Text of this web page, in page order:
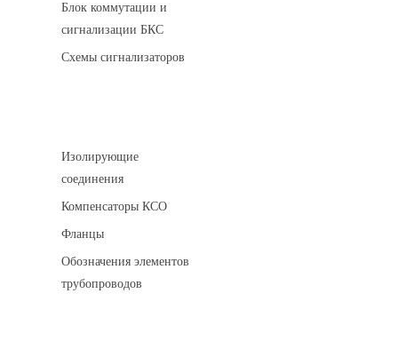
Блок коммутации и
сигнализации БКС
Схемы сигнализаторов
Изолирующие
соединения
Компенсаторы КСО
Фланцы
Обозначения элементов
трубопроводов